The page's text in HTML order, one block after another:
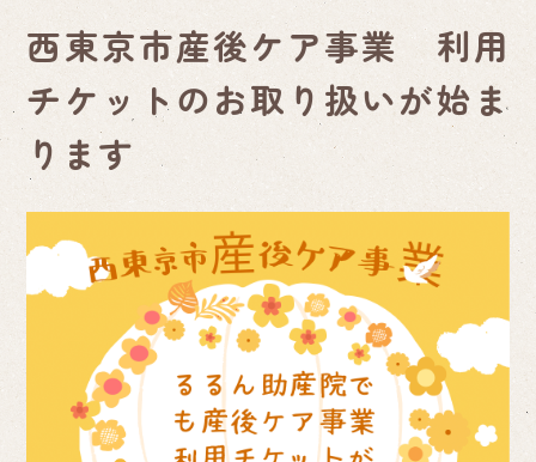
西東京市産後ケア事業 利用
チケットのお取り扱いが始ま
ります